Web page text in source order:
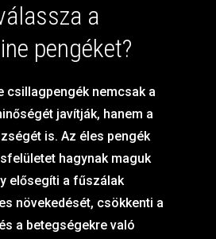
a
pengéket?
csillagpengék nemcsak a
javítják, hanem a
is. Az éles pengék
hagynak maguk
elősegíti a fűszálak
növekedését, csökkenti a
a betegségekre való